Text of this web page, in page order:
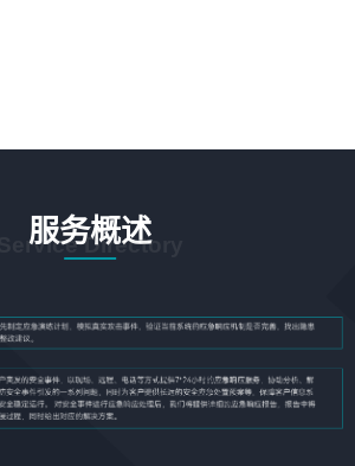
服务概述
Service Directory